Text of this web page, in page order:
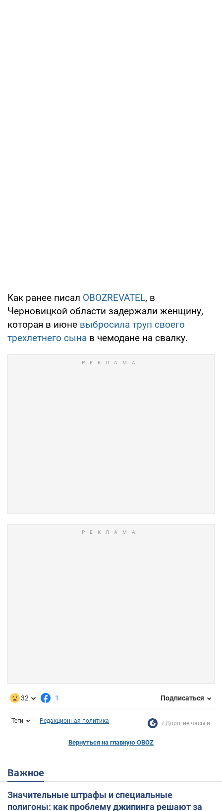
Как ранее писал OBOZREVATEL, в
Черновицкой области задержали женщину,
которая в июне выбросила труп своего
трехлетнего сына в чемодане на свалку.
32 1 Подписаться
Теги Редакционная политика Дорогие часы и...
Вернуться на главную OBOZ
Важное
Значительные штрафы и специальные
полигоны: как проблему джипинга решают за